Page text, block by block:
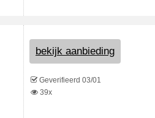
bekijk aanbieding
Geverifieerd 03/01
39x